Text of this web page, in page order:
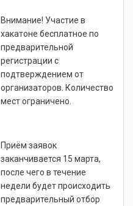
Внимание! Участие в
хакатоне бесплатное по
предварительной
регистрации с
подтверждением от
организаторов. Количество
мест ограничено.
Приём заявок
заканчивается 15 марта,
после чего в течение
недели будет происходить
предварительный отбор